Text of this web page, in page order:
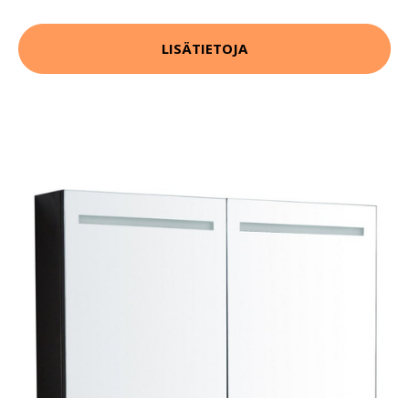
LISÄTIETOJA